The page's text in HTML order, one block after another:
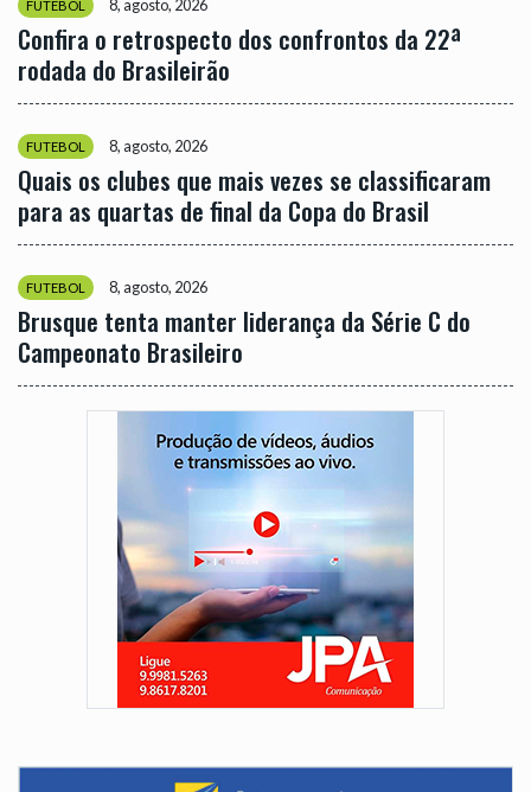
FUTEBOL 8, agosto, 2026
Confira o retrospecto dos confrontos da 22ª
rodada do Brasileirão
FUTEBOL 8, agosto, 2026
Quais os clubes que mais vezes se classificaram
para as quartas de final da Copa do Brasil
FUTEBOL 8, agosto, 2026
Brusque tenta manter liderança da Série C do
Campeonato Brasileiro